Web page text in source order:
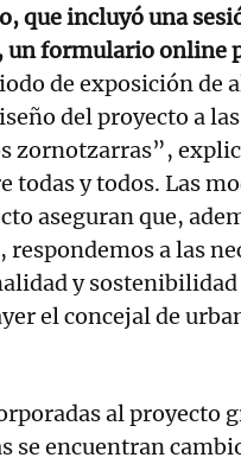
que incluyó una
formulario online
de exposición de
del proyecto a
zornotzarras”,
todas y todos. Las
aseguran que,
a las
y
el concejal de
al proyecto
se encuentran